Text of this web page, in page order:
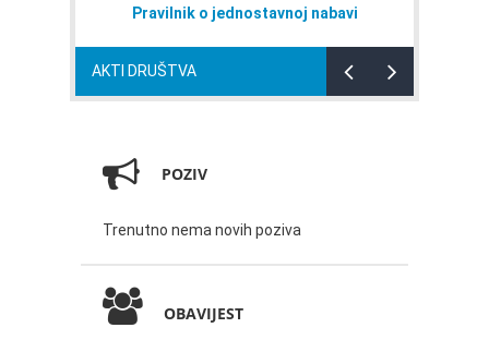
AKTI DRUŠTVA
Pravilnik o jednostavnoj nabavi
POZIV
Trenutno nema novih poziva
OBAVIJEST